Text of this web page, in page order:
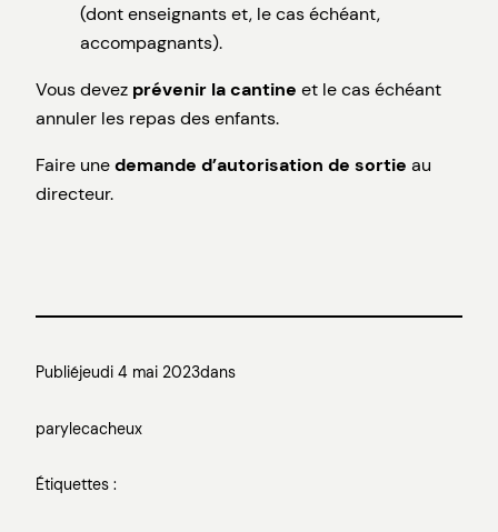
(dont enseignants et, le cas échéant,
accompagnants).
Vous devez prévenir la cantine et le cas échéant
annuler les repas des enfants.
Faire unedemande d’autorisation de sortie au
directeur.
Publiéjeudi 4 mai 2023dans
parylecacheux
Étiquettes :